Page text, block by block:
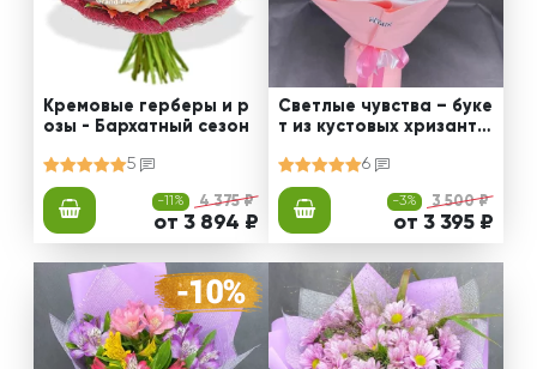
Кремовые герберы и р
озы - Бархатный сезон
5
-11% 4 375 ₽
от 3 894 ₽
Светлые чувства – буке
т из кустовых хризанте
6
-3% 3 500 ₽
от 3 395 ₽